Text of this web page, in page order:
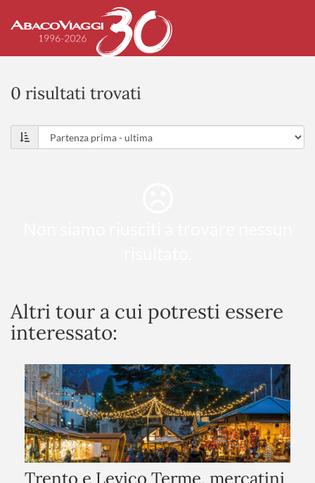
0 risultati trovati
Altri tour a cui potresti essere
interessato:
Trento e Levico Terme, mercatini